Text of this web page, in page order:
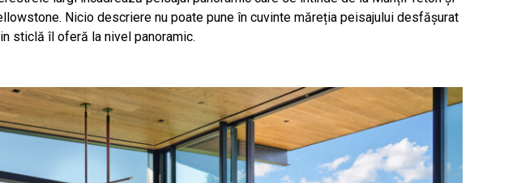
Nicio descriere nu poate pune în cuvinte măreția peisajului desfășurat
sticlă îl oferă la nivel panoramic.